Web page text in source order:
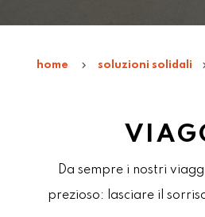
home soluzioni solidali
Da sempre i nostri
prezioso: lasciare il